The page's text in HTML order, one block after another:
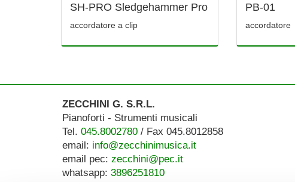
SH-PRO Sledgehammer Pro
accordatore a clip
PB-01
accordatore
ZECCHINI G. S.R.L.
Pianoforti - Strumenti musicali
Tel. 045.8002780/ Fax 045.8012858
email: info@zecchinimusica.it
email pec: zecchini@pec.it
whatsapp: 3896251810